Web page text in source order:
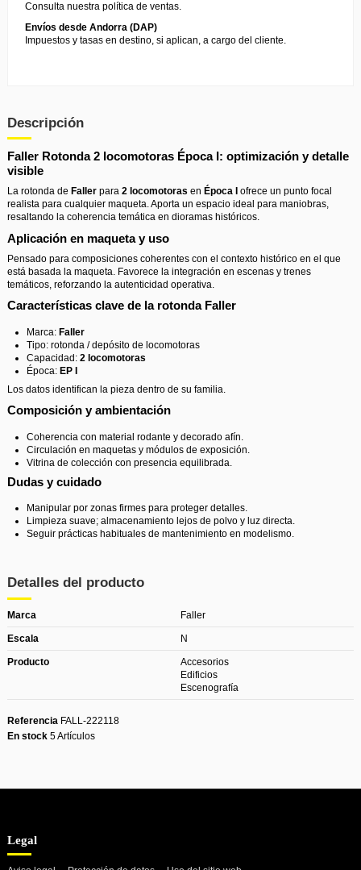
Consulta nuestra política de ventas.
Envíos desde Andorra (DAP)
Impuestos y tasas en destino, si aplican, a cargo del cliente.
Descripción
Faller Rotonda 2 locomotoras Época I: optimización y detalle
visible
La rotonda de Faller para 2 locomotoras en Época I
ofrece un punto focal
realista para cualquier maqueta. Aporta un espacio ideal para maniobras,
resaltando la coherencia temática en dioramas históricos.
Aplicación en maqueta y uso
Pensado para composiciones coherentes con el contexto histórico en el que
está basada la maqueta. Favorece la integración en escenas y trenes
temáticos, reforzando la autenticidad operativa.
Características clave de la rotonda Faller
Marca: Faller
Tipo: rotonda / depósito de locomotoras
Capacidad: 2 locomotoras
Época: EP I
Los datos identifican la pieza dentro de su familia.
Composición y ambientación
Coherencia con material rodante y decorado afín.
Circulación en maquetas y módulos de exposición.
Vitrina de colección con presencia equilibrada.
Dudas y cuidado
Manipular por zonas firmes para proteger detalles.
Limpieza suave; almacenamiento lejos de polvo y luz directa.
Seguir prácticas habituales de mantenimiento en modelismo.
Detalles del producto
Marca Faller
Escala N
Producto
Accesorios
Edificios
Escenografía
Referencia FALL-222118
En stock 5 Artículos
Legal